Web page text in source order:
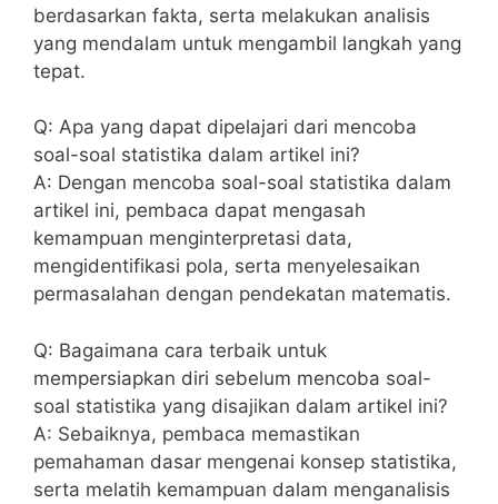
‍berdasarkan⁣ fakta, serta‌ melakukan analisis
yang​ mendalam untuk mengambil langkah yang
tepat.
Q: Apa yang dapat dipelajari dari mencoba
soal-soal statistika dalam artikel‍ ini?
A: Dengan mencoba soal-soal statistika​ dalam
artikel ini, pembaca dapat mengasah
kemampuan menginterpretasi⁤ data,
mengidentifikasi pola, serta ⁢menyelesaikan
permasalahan dengan ​pendekatan matematis.
Q: Bagaimana cara terbaik untuk
mempersiapkan‍ diri sebelum mencoba ⁢soal-
soal ​statistika yang disajikan dalam artikel ini?
A: ⁣Sebaiknya, pembaca⁣ memastikan
pemahaman dasar mengenai konsep statistika,
serta melatih kemampuan dalam menganalisis